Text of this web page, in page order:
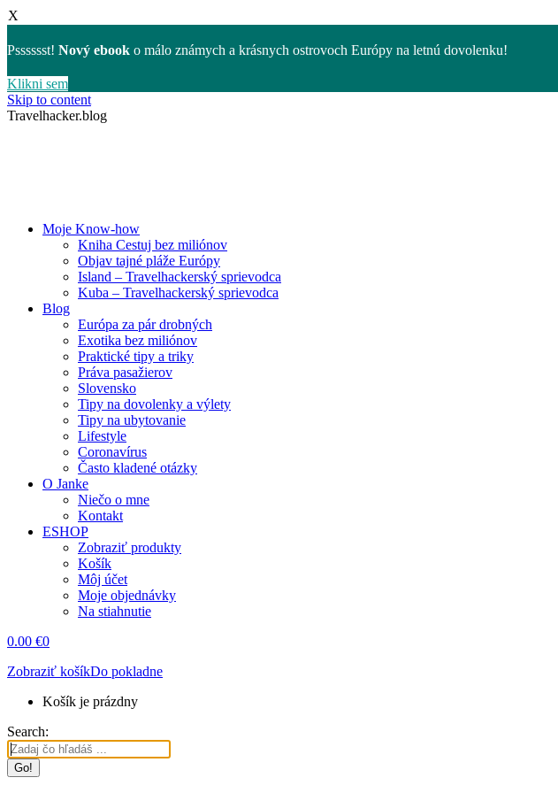
X
Psssssst! Nový ebook o málo známych a krásnych ostrovoch Európy na letnú dovolenku!
Klikni sem
Skip to content
Travelhacker.blog
Moje Know-how
Kniha Cestuj bez miliónov
Objav tajné pláže Európy
Island – Travelhackerský sprievodca
Kuba – Travelhackerský sprievodca
Blog
Európa za pár drobných
Exotika bez miliónov
Praktické tipy a triky
Práva pasažierov
Slovensko
Tipy na dovolenky a výlety
Tipy na ubytovanie
Lifestyle
Coronavírus
Často kladené otázky
O Janke
Niečo o mne
Kontakt
ESHOP
Zobraziť produkty
Košík
Môj účet
Moje objednávky
Na stiahnutie
0.00 €0
Zobraziť košíkDo pokladne
Košík je prázdny
Search: